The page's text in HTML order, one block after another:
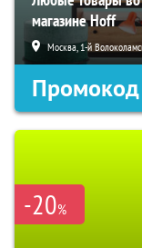
магазине Hoff
Москва, 1-й
Промокод
-20%